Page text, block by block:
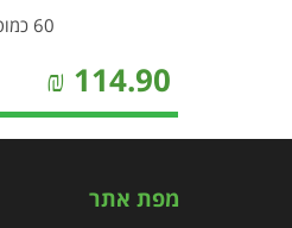
60 כמוסות
114.90
₪
מפת אתר